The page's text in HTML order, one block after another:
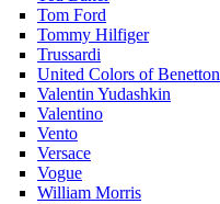
Tom Ford
Tommy Hilfiger
Trussardi
United Colors of Benetton
Valentin Yudashkin
Valentino
Vento
Versace
Vogue
William Morris